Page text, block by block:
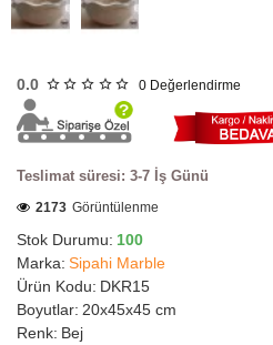
0.0 0 Değerlendirme
Teslimat süresi: 3-7 İş Günü
Stok Durumu: 100
Marka: Sipahi Marble
Ürün Kodu: DKR15
Boyutlar: 20x45x45 cm
Renk: Bej
2173 Görüntülenme